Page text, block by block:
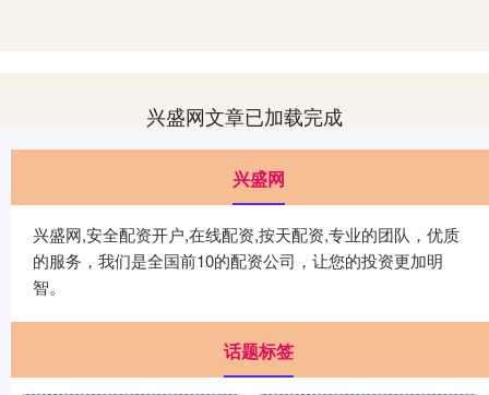
兴盛网文章已加载完成
兴盛网
兴盛网,安全配资开户,在线配资,按天配资,专业的团队，优质
的服务，我们是全国前10的配资公司，让您的投资更加明
智。
话题标签